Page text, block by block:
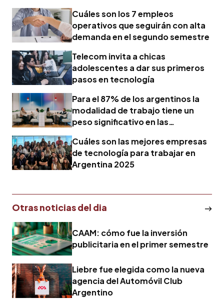
Cuáles son los 7 empleos
operativos que seguirán con alta
demanda en el segundo semestre
Telecom invita a chicas
adolescentes a dar sus primeros
pasos en tecnología
Para el 87% de los argentinos la
modalidad de trabajo tiene un
peso significativo en las
Cuáles son las mejores empresas
de tecnología para trabajar en
Argentina 2025
Otras noticias del dia
CAAM: cómo fue la inversión
publicitaria en el primer semestre
Liebre fue elegida como la nueva
agencia del Automóvil Club
Argentino